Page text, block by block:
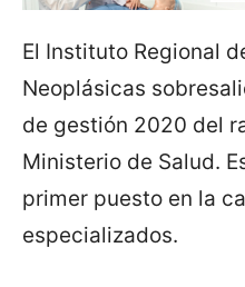
El Instituto Regional
Neoplásicas
de gestión 2020 del
Ministerio de Salud.
primer puesto en la
especializados.